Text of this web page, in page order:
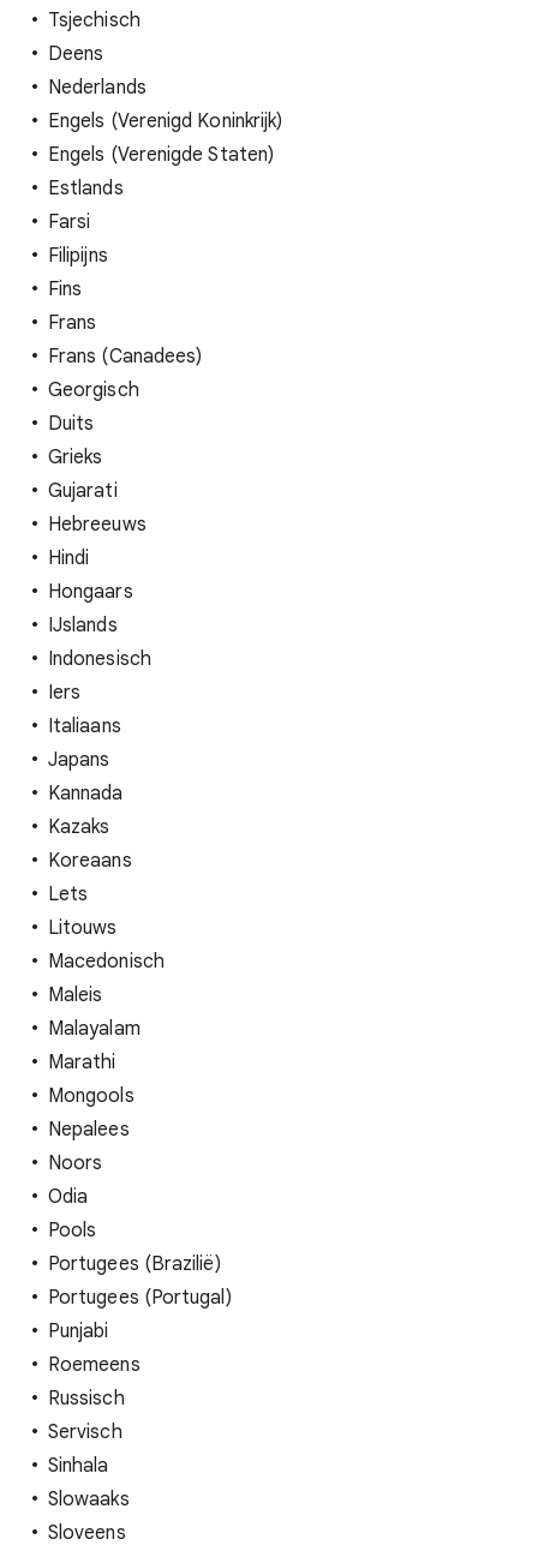
Tsjechisch
Deens
Nederlands
Engels (Verenigd Koninkrijk)
Engels (Verenigde Staten)
Estlands
Farsi
Filipijns
Fins
Frans
Frans (Canadees)
Georgisch
Duits
Grieks
Gujarati
Hebreeuws
Hindi
Hongaars
IJslands
Indonesisch
Iers
Italiaans
Japans
Kannada
Kazaks
Koreaans
Lets
Litouws
Macedonisch
Maleis
Malayalam
Marathi
Mongools
Nepalees
Noors
Odia
Pools
Portugees (Brazilië)
Portugees (Portugal)
Punjabi
Roemeens
Russisch
Servisch
Sinhala
Slowaaks
Sloveens